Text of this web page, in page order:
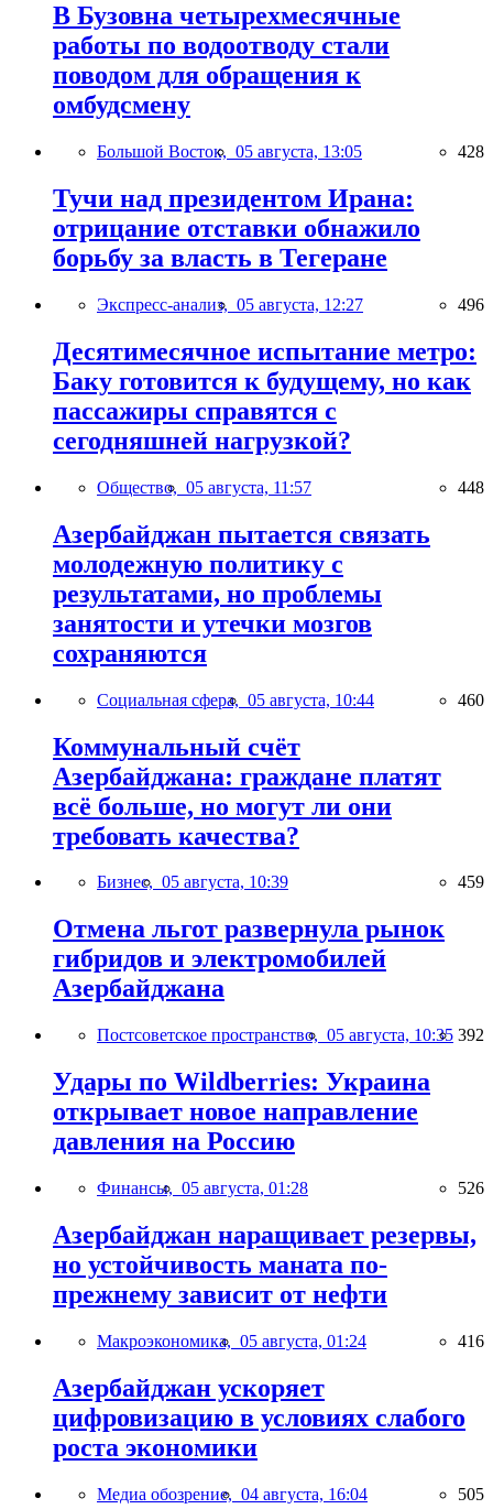
В Бузовна четырехмесячные
работы по водоотводу стали
поводом для обращения к
омбудсмену
Большой Восток, 05 августа, 13:05 428
Тучи над президентом Ирана:
отрицание отставки обнажило
борьбу за власть в Тегеране
Экспресс-анализ, 05 августа, 12:27 496
Десятимесячное испытание метро:
Баку готовится к будущему, но как
пассажиры справятся с
сегодняшней нагрузкой?
Общество, 05 августа, 11:57 448
Азербайджан пытается связать
молодежную политику с
результатами, но проблемы
занятости и утечки мозгов
сохраняются
Социальная сфера, 05 августа, 10:44 460
Коммунальный счёт
Азербайджана: граждане платят
всё больше, но могут ли они
требовать качества?
Бизнес, 05 августа, 10:39 459
Отмена льгот развернула рынок
гибридов и электромобилей
Азербайджана
Постсоветское пространство, 05 августа, 10:35 392
Удары по Wildberries: Украина
открывает новое направление
давления на Россию
Финансы, 05 августа, 01:28 526
Азербайджан наращивает резервы,
но устойчивость маната по-
прежнему зависит от нефти
Макроэкономика, 05 августа, 01:24 416
Азербайджан ускоряет
цифровизацию в условиях слабого
роста экономики
Медиа обозрение, 04 августа, 16:04 505